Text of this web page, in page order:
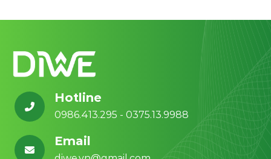
Hotline
0986.413.295 - 0375.13.9988
Email